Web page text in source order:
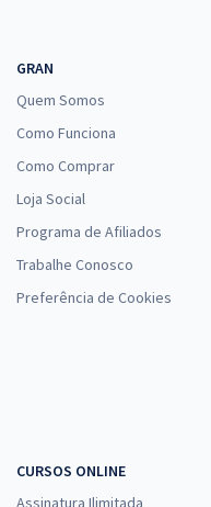
GRAN
Quem Somos
Como Funciona
Como Comprar
Loja Social
Programa de Afiliados
Trabalhe Conosco
Preferência de Cookies
CURSOS ONLINE
Assinatura Ilimitada